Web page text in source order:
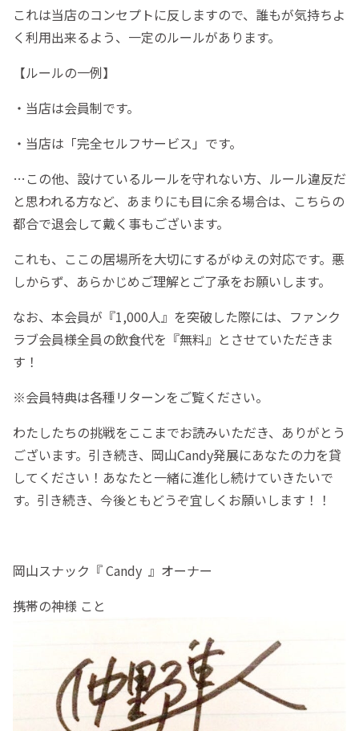
これは当店のコンセプトに反しますので、誰もが気持ちよ
く利用出来るよう、一定のルールがあります。
【ルールの一例】
・当店は会員制です。
・当店は「完全セルフサービス」です。
…この他、設けているルールを守れない方、ルール違反だ
と思われる方など、あまりにも目に余る場合は、こちらの
都合で退会して戴く事もございます。
これも、ここの居場所を大切にするがゆえの対応です。悪
しからず、あらかじめご理解とご了承をお願いします。
なお、本会員が『1,000人』を突破した際には、ファンク
ラブ会員様全員の飲食代を『無料』とさせていただきま
す！
※会員特典は各種リターンをご覧ください。
わたしたちの挑戦をここまでお読みいただき、ありがとう
ございます。引き続き、岡山Candy発展にあなたの力を貸
してください！あなたと一緒に進化し続けていきたいで
す。引き続き、今後ともどうぞ宜しくお願いします！！
岡山スナック『 Candy 』 オーナー
携帯の神様 こと